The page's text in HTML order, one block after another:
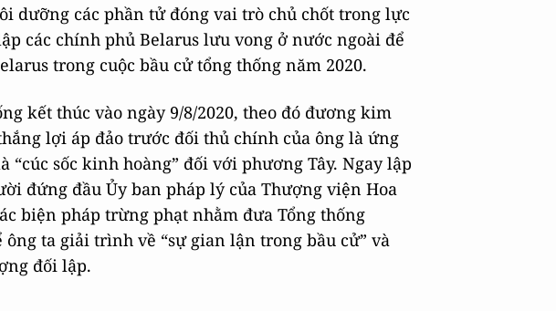
dưỡng các phần tử đóng vai trò chủ chốt trong lực
các chính phủ Belarus lưu vong ở nước ngoài để
trong cuộc bầu cử tổng thống năm 2020.
kết thúc vào ngày 9/8/2020, theo đó đương kim
lợi áp đảo trước đối thủ chính của ông là ứng
sốc kinh hoàng” đối với phương Tây. Ngay lập
đứng đầu Ủy ban pháp lý của Thượng viện Hoa
biện pháp trừng phạt nhằm đưa Tổng thống
ta giải trình về “sự gian lận trong bầu cử” và
đối lập.